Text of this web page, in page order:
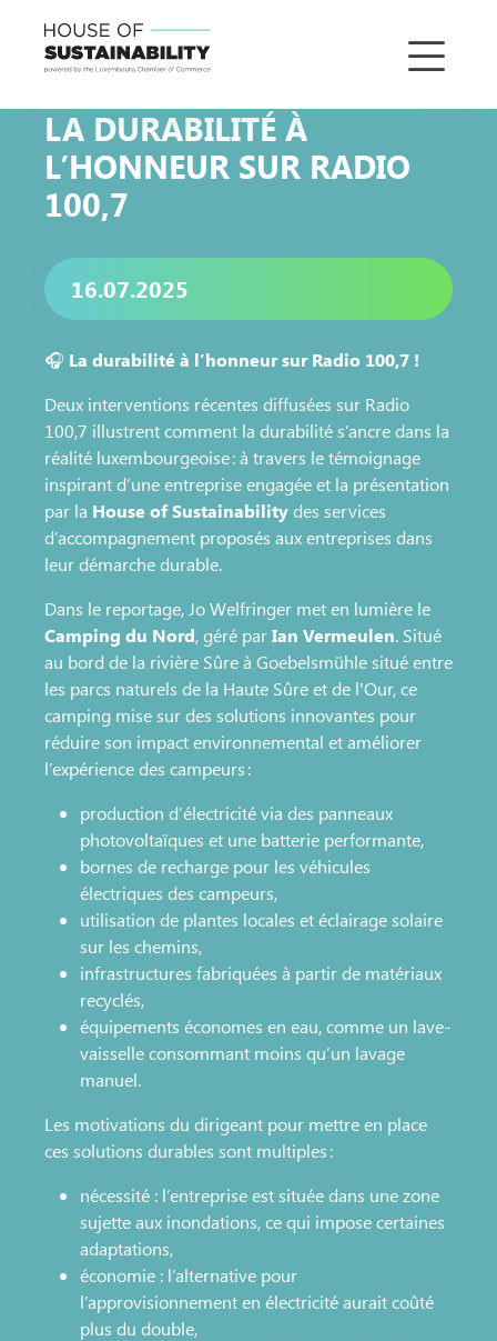
LA DURABILITÉ À
L’HONNEUR SUR RADIO
100,7
16.07.2025
🎧 La durabilité à l’honneur sur Radio 100,7 !
Deux interventions récentes diffusées sur Radio
100,7 illustrent comment la durabilité s’ancre dans la
réalité luxembourgeoise : à travers le témoignage
inspirant d’une entreprise engagée et la présentation
par la House of Sustainabilitydes services
d’accompagnement proposés aux entreprises dans
leur démarche durable.
Dans le reportage, Jo Welfringer met en lumière le
Camping du Nord, géré parIan Vermeulen. Situé
au bord de la rivière Sûre à Goebelsmühle situé entre
les parcs naturels de la Haute Sûre et de l'Our, ce
camping mise sur des solutions innovantes pour
réduire son impact environnemental et améliorer
l’expérience des campeurs :
production d’électricité via des panneaux
photovoltaïques et une batterie performante,
bornes de recharge pour les véhicules
électriques des campeurs,
utilisation de plantes locales et éclairage solaire
sur les chemins,
infrastructures fabriquées à partir de matériaux
recyclés,
équipements économes en eau, comme un lave-
vaisselle consommant moins qu’un lavage
manuel.
Les motivations du dirigeant pour mettre en place
ces solutions durables sont multiples :
nécessité : l’entreprise est située dans une zone
sujette aux inondations, ce qui impose certaines
adaptations,
économie : l’alternative pour
l’approvisionnement en électricité aurait coûté
plus du double,